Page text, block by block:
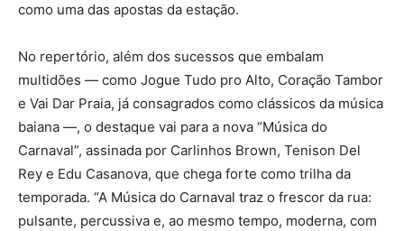
como uma das apostas da estação.
No repertório, além dos sucessos que embalam
multidões — como Jogue Tudo pro Alto, Coração Tambor
e Vai Dar Praia, já consagrados como clássicos da música
baiana —, o destaque vai para a nova “Música do
Carnaval”, assinada por Carlinhos Brown, Tenison Del
Rey e Edu Casanova, que chega forte como trilha da
temporada. “A Música do Carnaval traz o frescor da rua:
pulsante, percussiva e, ao mesmo tempo, moderna, com